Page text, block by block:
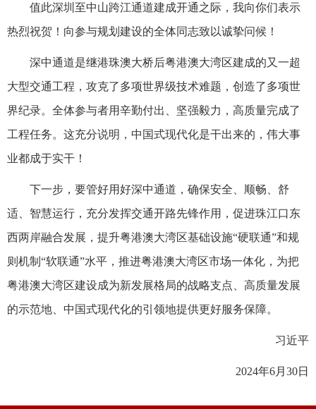
值此深圳至中山跨江通道建成开通之际，我向你们表示
热烈祝贺！向参与规划建设的全体同志致以诚挚问候！
深中通道是继港珠澳大桥后粤港澳大湾区建成的又一超
大型交通工程，攻克了多项世界级技术难题，创造了多项世
界纪录。全体参与者用辛勤付出、坚强毅力，高质量完成了
工程任务。这充分说明，中国式现代化是干出来的，伟大事
业都成于实干！
下一步，要管好用好深中通道，确保安全、顺畅、舒
适、智慧运行，充分发挥交通开路先锋作用，促进珠江口东
西两岸融合发展，提升粤港澳大湾区基础设施“硬联通”和规
则机制“软联通”水平，推进粤港澳大湾区市场一体化，为把
粤港澳大湾区建设成为新发展格局的战略支点、高质量发展
的示范地、中国式现代化的引领地提供更好服务保障。
习近平
2024年6月30日